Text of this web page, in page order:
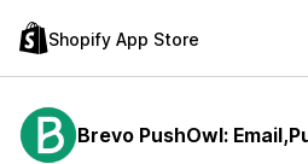
Shopify App Store
Brevo PushOwl: